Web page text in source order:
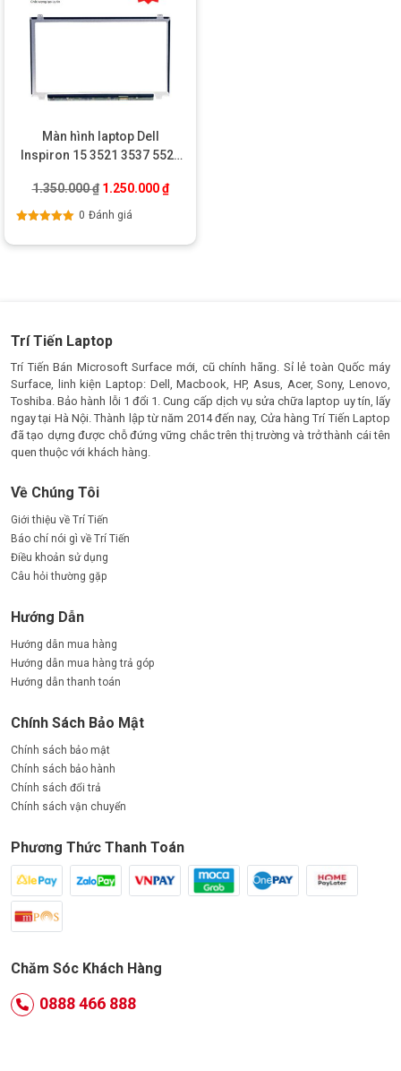
Màn hình laptop Dell
Inspiron 15 3521 3537 5521
inch led mỏng 40 pin)
1.350.000₫ Giá gốc là: 1.350.000 ₫.
1.250.000₫Giá hiện tại là: 1.250.000 ₫.
0 Đánh giá
Trí Tiến Laptop
Trí Tiến Bán Microsoft Surface mới, cũ chính hãng. Sỉ lẻ toàn Quốc máy
Surface, linh kiện Laptop: Dell, Macbook, HP, Asus, Acer, Sony, Lenovo,
Toshiba. Bảo hành lỗi 1 đổi 1. Cung cấp dịch vụ sửa chữa laptop uy tín, lấy
ngay tại Hà Nội. Thành lập từ năm 2014 đến nay, Cửa hàng Trí Tiến Laptop
đã tạo dựng được chỗ đứng vững chắc trên thị trường và trở thành cái tên
quen thuộc với khách hàng.
Về Chúng Tôi
Giới thiệu về Trí Tiến
Báo chí nói gì về Trí Tiến
Điều khoản sử dụng
Câu hỏi thường gặp
Hướng Dẫn
Hướng dẫn mua hàng
Hướng dẫn mua hàng trả góp
Hướng dẫn thanh toán
Chính Sách Bảo Mật
Chính sách bảo mật
Chính sách bảo hành
Chính sách đổi trả
Chính sách vận chuyển
Phương Thức Thanh Toán
Chăm Sóc Khách Hàng
0888 466 888